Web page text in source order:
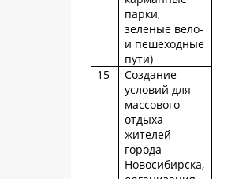
парки,
зеленые вело-
и пешеходные
пути)
15
Создание
условий для
массового
отдыха
жителей
города
Новосибирска,